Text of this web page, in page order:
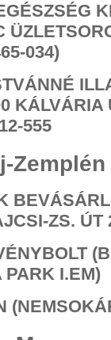
034)
KÁLVÁRIA
555
Zemplén
ZS. ÚT
PARK I.EM)